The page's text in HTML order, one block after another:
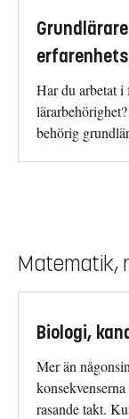
Har du arbetat i
behörig
Matematik,
Biologi,
Mer än
rasande takt.